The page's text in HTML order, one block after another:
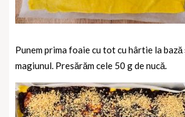
Punem prima foaie cu tot cu hârtie la bază
magiunul. Presărăm cele 50 g de nucă.